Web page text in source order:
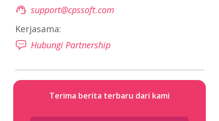
support@cpssoft.com
Kerjasama:
Hubungi Partnership
Terima berita terbaru dari kami